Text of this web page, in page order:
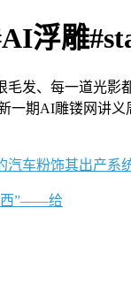
浮雕
、每一道光影都
一期AI雕镂网讲
汽车粉饰其出产系
西”——给